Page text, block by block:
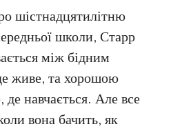
шістнадцятилітню
школи, Старр
між бідним
живе, та хорошою
навчається. Але все
вона бачить, як